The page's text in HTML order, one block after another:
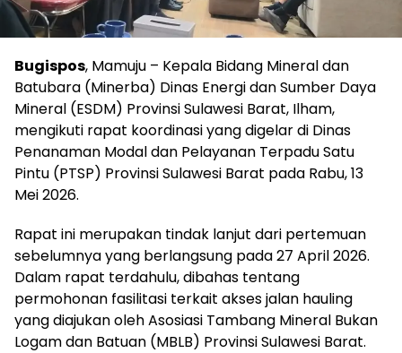
Bugispos, Mamuju – Kepala Bidang Mineral dan
Batubara (Minerba) Dinas Energi dan Sumber Daya
Mineral (ESDM) Provinsi Sulawesi Barat, Ilham,
mengikuti rapat koordinasi yang digelar di Dinas
Penanaman Modal dan Pelayanan Terpadu Satu
Pintu (PTSP) Provinsi Sulawesi Barat pada Rabu, 13
Mei 2026.
Rapat ini merupakan tindak lanjut dari pertemuan
sebelumnya yang berlangsung pada 27 April 2026.
Dalam rapat terdahulu, dibahas tentang
permohonan fasilitasi terkait akses jalan hauling
yang diajukan oleh Asosiasi Tambang Mineral Bukan
Logam dan Batuan (MBLB) Provinsi Sulawesi Barat.